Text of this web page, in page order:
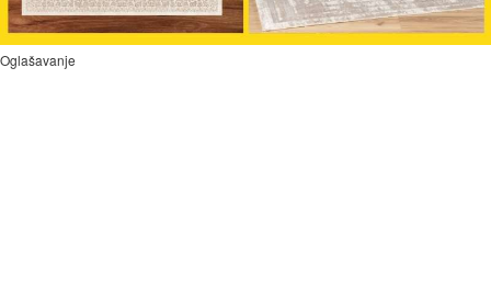
Oglašavanje